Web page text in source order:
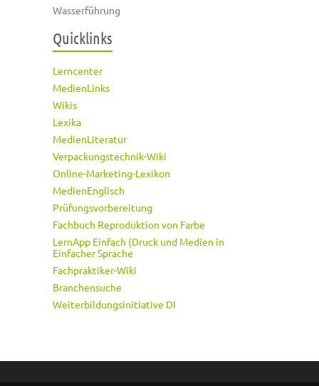
Wasserführung
Quicklinks
Lerncenter
MedienLinks
Wikis
Lexika
MedienLiteratur
Verpackungstechnik-Wiki
Online-Marketing-Lexikon
MedienEnglisch
Prüfungsvorbereitung
Fachbuch Reproduktion von Farbe
LernApp Einfach (Druck und Medien in
Einfacher Sprache
Fachpraktiker-Wiki
Branchensuche
Weiterbildungsinitiative DI